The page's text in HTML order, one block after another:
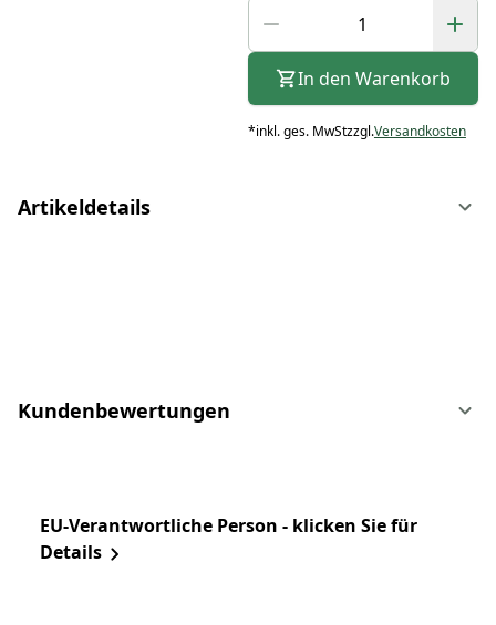
In den Warenkorb
*inkl. ges. MwStzzgl.Versandkosten
Artikeldetails
Kundenbewertungen
EU-Verantwortliche Person - klicken Sie für
Details